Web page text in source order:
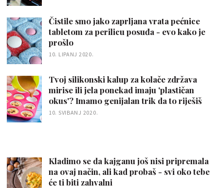
Čistile smo jako zaprljana vrata pećnice
tabletom za perilicu posuđa - evo kako je
prošlo
10. LIPANJ 2020.
Tvoj silikonski kalup za kolače zdržava
mirise ili jela ponekad imaju 'plastičan
okus'? Imamo genijalan trik da to riješiš
10. SVIBANJ 2020.
Kladimo se da kajganu još nisi pripremala
na ovaj način, ali kad probaš - svi oko tebe
će ti biti zahvalni